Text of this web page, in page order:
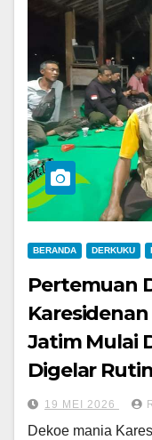
BERANDA DERKUKU
Pertemuan
Jatim Mulai
Digelar
19 MEI 2026
Dekoe mania